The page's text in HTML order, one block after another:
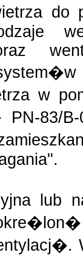
do
w
83/B-
lub